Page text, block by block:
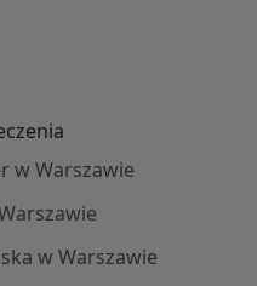
w Warszawie
w Warszawie